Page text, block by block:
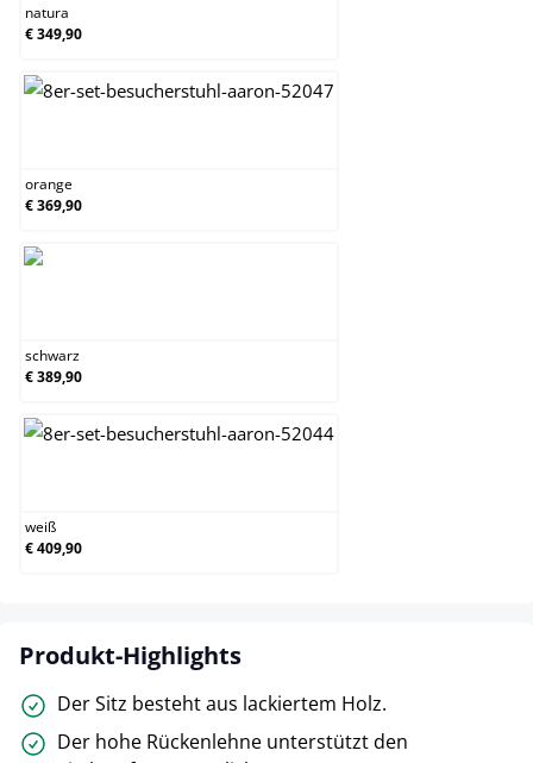
natura
€ 349,90
orange
€ 369,90
schwarz
€ 389,90
weiß
€ 409,90
Produkt-Highlights
Der Sitz besteht aus lackiertem Holz.
Der hohe Rückenlehne unterstützt den